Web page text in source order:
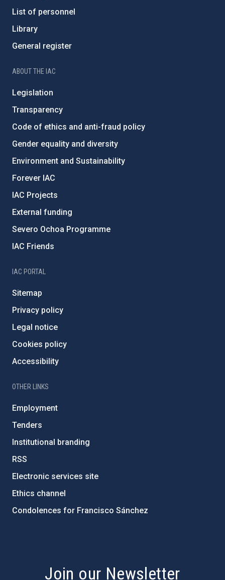
List of personnel
Library
General register
ABOUT THE IAC
Legislation
Transparency
Code of ethics and anti-fraud policy
Gender equality and diversity
Environment and Sustainability
Forever IAC
IAC Projects
External funding
Severo Ochoa Programme
IAC Friends
IAC PORTAL
Sitemap
Privacy policy
Legal notice
Cookies policy
Accessibility
OTHER LINKS
Employment
Tenders
Institutional branding
RSS
Electronic services site
Ethics channel
Condolences for Francisco Sánchez
Join our Newsletter